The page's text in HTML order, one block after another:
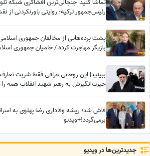
تماشا کنید| جنجالی‌ترین افشاگری شبکه
رئیس‌جمهور ترکیه؛ روایتی باورنکردنی از
پشت پرده‌هایی از مخالفان جمهوری اسلامی
بازیگر مهاجرت کرده / حامیان جمهوری
ببینید| این روحانی عراقی فقط شربت
حیرت‌انگیزش به رهبر شهید انقلاب همه
فاش شد؛ ریشه وفاداری رضا پهلوی به
برمی‌گردد!+ویدیو
جدید‌ترین‌ها در ویدیو